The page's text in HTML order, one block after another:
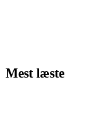
Mest læste